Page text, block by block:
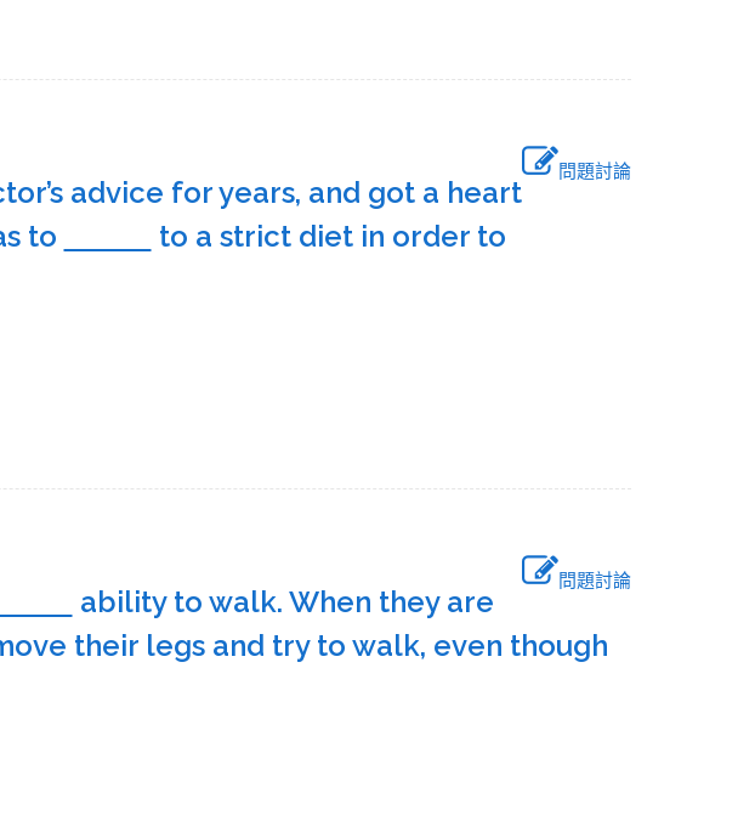
問題討論
advice for years, and got a heart
to
to a strict diet in order to
問題討論
ability to walk. When they are
their legs and try to walk, even though